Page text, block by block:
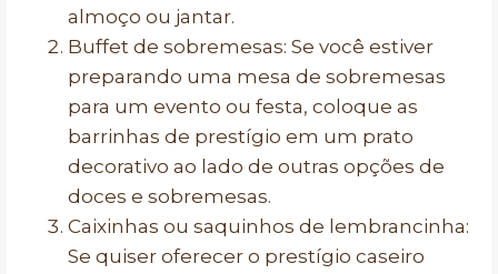
almoço ou jantar.
Buffet de sobremesas: Se você estiver
preparando uma mesa de sobremesas
para um evento ou festa, coloque as
barrinhas de prestígio em um prato
decorativo ao lado de outras opções de
doces e sobremesas.
Caixinhas ou saquinhos de lembrancinha:
Se quiser oferecer o prestígio caseiro